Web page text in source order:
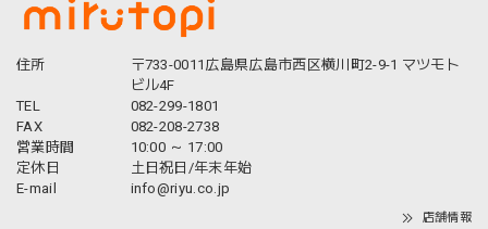
住所
〒733-0011広島県広島市西区横川町2-9-1 マツモト
ビル4F
TEL
082-299-1801
FAX
082-208-2738
営業時間
10:00 ～ 17:00
定休日
土日祝日/年末年始
E-mail
info@riyu.co.jp
店舗情報